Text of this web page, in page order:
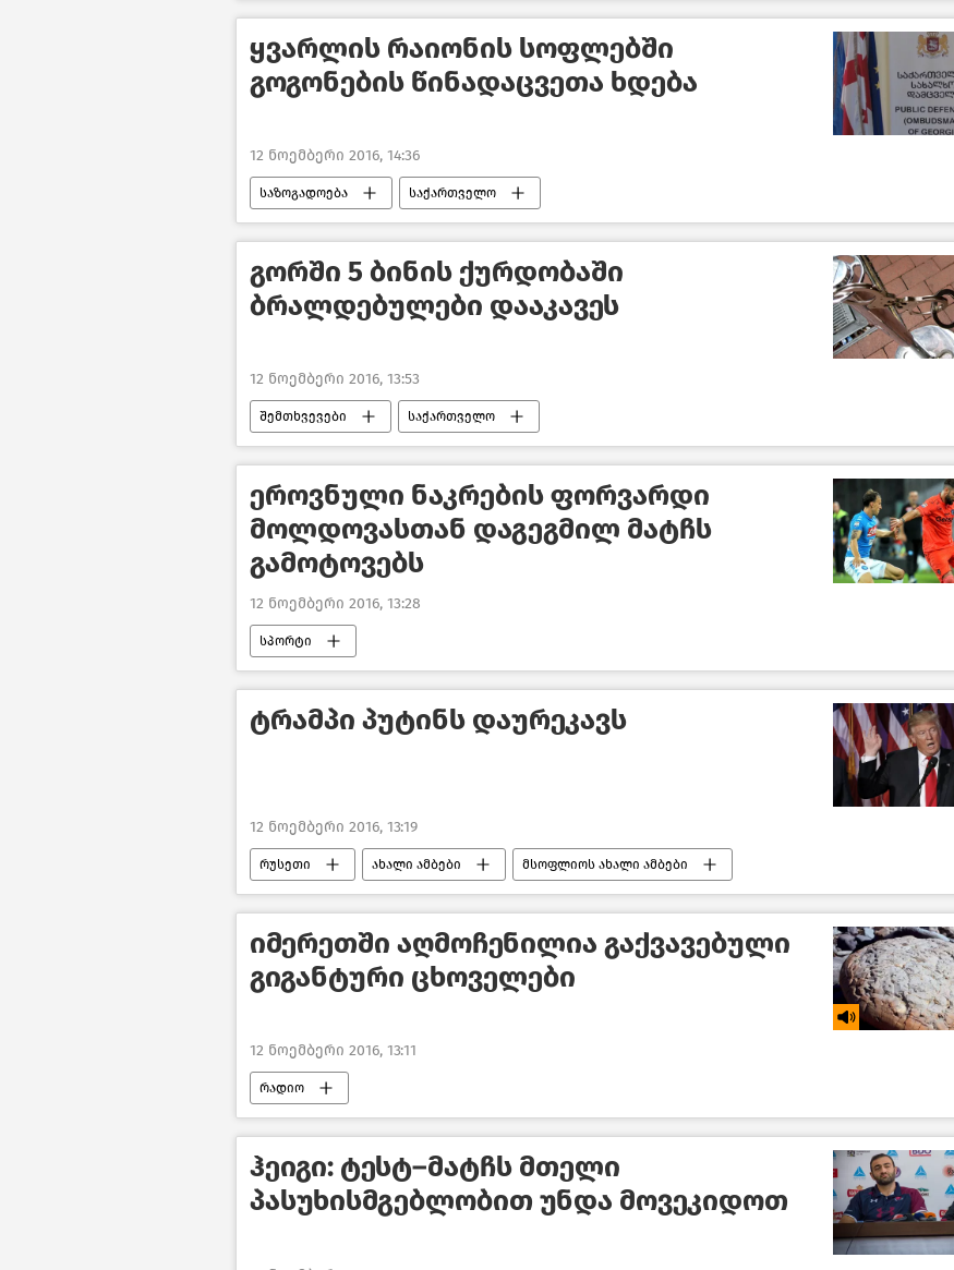
ყვარლის რაიონის სოფლებში
გოგონების წინადაცვეთა ხდება
12 ნოემბერი 2016, 14:36
საზოგადოება საქართველო
გორში 5 ბინის ქურდობაში
ბრალდებულები დააკავეს
12 ნოემბერი 2016, 13:53
შემთხვევები საქართველო
ეროვნული ნაკრების ფორვარდი
მოლდოვასთან დაგეგმილ მატჩს
გამოტოვებს
12 ნოემბერი 2016, 13:28
სპორტი
ტრამპი პუტინს დაურეკავს
12 ნოემბერი 2016, 13:19
რუსეთი ახალი ამბები მსოფლიოს ახალი ამბები
იმერეთში აღმოჩენილია გაქვავებული
გიგანტური ცხოველები
12 ნოემბერი 2016, 13:11
რადიო
ჰეიგი: ტესტ–მატჩს მთელი
პასუხისმგებლობით უნდა მოვეკიდოთ